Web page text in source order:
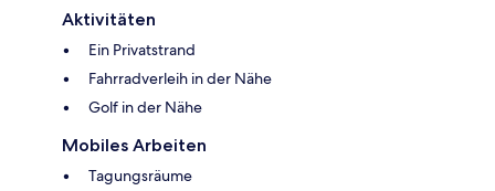
Aktivitäten
Ein Privatstrand
Fahrradverleih in der Nähe
Golf in der Nähe
Mobiles Arbeiten
Tagungsräume